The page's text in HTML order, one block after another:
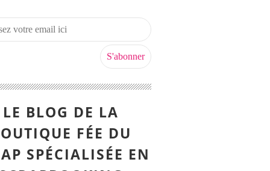
LE BLOG DE LA
FÉE DU
SPÉCIALISÉE EN